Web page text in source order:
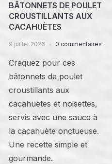
BÂTONNETS DE POULET
CROUSTILLANTS AUX
CACAHUÈTES
9 juillet 2026 0 commentaires
Craquez pour ces
bâtonnets de poulet
croustillants aux
cacahuètes et noisettes,
servis avec une sauce à
la cacahuète onctueuse.
Une recette simple et
gourmande.